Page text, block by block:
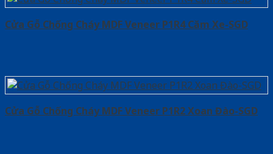
Cửa Gỗ Chống Cháy MDF Veneer P1R4 Căm Xe-SGD
Cửa Gỗ Chống Cháy MDF Veneer P1R2 Xoan Đào-SGD